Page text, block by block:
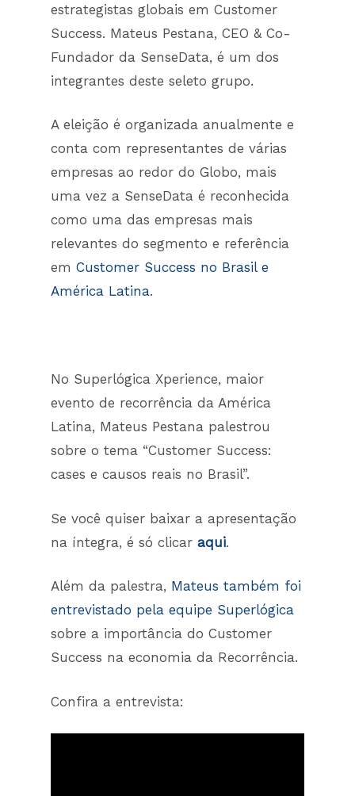
estrategistas globais em Customer
Success. Mateus Pestana, CEO & Co-
Fundador da SenseData, é um dos
integrantes deste seleto grupo.
A eleição é organizada anualmente e
conta com representantes de várias
empresas ao redor do Globo, mais
uma vez a SenseData é reconhecida
como uma das empresas mais
relevantes do segmento e referência
em Customer Success no Brasil e
América Latina.
No Superlógica Xperience, maior
evento de recorrência da América
Latina, Mateus Pestana palestrou
sobre o tema “Customer Success:
cases e causos reais no Brasil”.
Se você quiser baixar a apresentação
na íntegra, é só clicar aqui.
Além da palestra, Mateus também foi
entrevistado pela equipe Superlógica
sobre a importância do Customer
Success na economia da Recorrência.
Confira a entrevista: